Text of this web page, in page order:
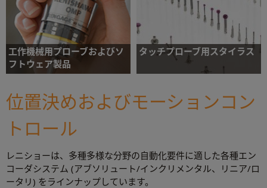
詳細について 詳細について
工作機械用プローブおよびソ
フトウェア製品
CNC 金属切削用工作機械向けセンサーとソ
フトウェア
詳細について
タッチプローブ用スタイラス
位置決めおよびモーションコン
トロール
レニショーは、多種多様な分野の自動化要件に適した各種エン
コーダシステム (アブソリュート/インクリメンタル、リニア/ロ
ータリ) をラインナップしています。